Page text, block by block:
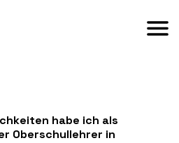
habe ich als
Oberschullehrer in